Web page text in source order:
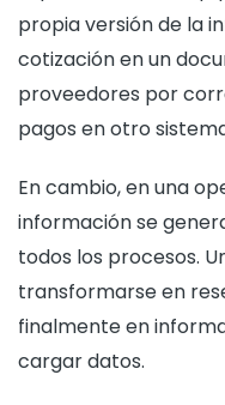
propia versión de la
cotización en un
proveedores por
pagos en otro
En cambio, en una
información se
todos los procesos.
transformarse en
finalmente en
cargar datos.